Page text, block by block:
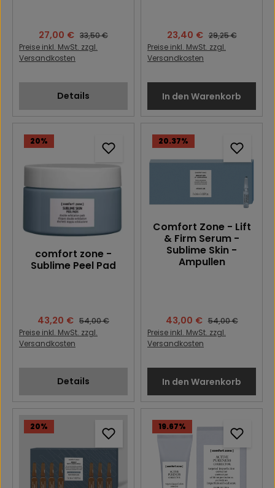
Verkaufspreis:
27,00 € Regulärer Preis:
33,50 €
Preise inkl. MwSt. zzgl.
Versandkosten
Details
Verkaufspreis:
23,40 € Regulärer Preis:
29,25 €
Preise inkl. MwSt. zzgl.
Versandkosten
In den Warenkorb
20%
comfort zone -
Sublime Peel Pad
Verkaufspreis:
43,20 € Regulärer Preis:
54,00 €
Preise inkl. MwSt. zzgl.
Versandkosten
Details
20.37%
Comfort Zone - Lift
& Firm Serum -
Sublime Skin -
Ampullen
Verkaufspreis:
43,00 € Regulärer Preis:
54,00 €
Preise inkl. MwSt. zzgl.
Versandkosten
In den Warenkorb
20% 19.67%